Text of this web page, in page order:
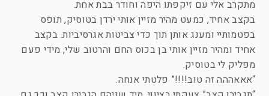
מתקרב אלי עם זיקפתו היפה וחודר בבת אחת.
בקצב אחיד, כמעט מהיר מזיין אותי ירדן בטוסיק, תופס
בפטמותיי ומענג אותן תוך כדי צביטות אגרסיביות. בקצב
אחיד ומהיר מזיין אותי בן בכוס החם והרטוב שלי, מידי פעם
מפליק לי בטוסיק.
“אאאההה זה טוב!!!!” פלטתי אנחה.